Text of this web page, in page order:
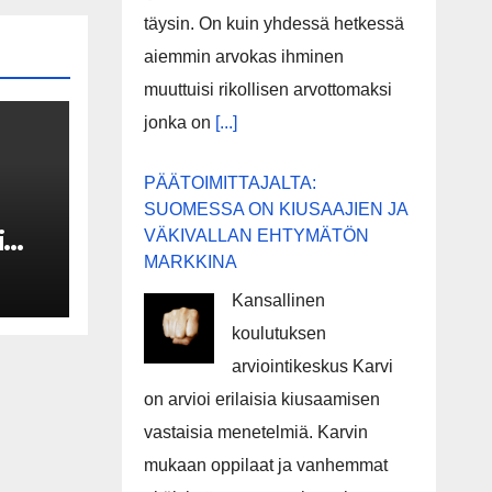
täysin. On kuin yhdessä hetkessä
aiemmin arvokas ihminen
muuttuisi rikollisen arvottomaksi
jonka on [...]
PÄÄTOIMITTAJALTA:
SUOMESSA ON KIUSAAJIEN JA
VÄKIVALLAN EHTYMÄTÖN
MARKKINA
Kansallinen
koulutuksen
arviointikeskus Karvi
on arvioi erilaisia kiusaamisen
vastaisia menetelmiä. Karvin
mukaan oppilaat ja vanhemmat